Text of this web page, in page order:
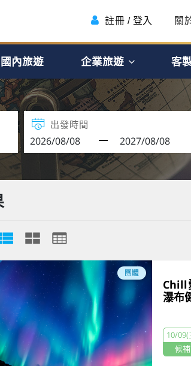
註冊 / 登入 關
國內旅遊 企業旅遊 客
出發時間
團體
Chill
瀑布
10/09(
候補